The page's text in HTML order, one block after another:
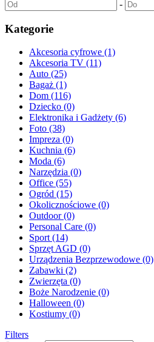
-
Kategorie
Akcesoria cyfrowe (1)
Akcesoria TV (11)
Auto (25)
Bagaż (1)
Dom (116)
Dziecko (0)
Elektronika i Gadżety (6)
Foto (38)
Impreza (0)
Kuchnia (6)
Moda (6)
Narzędzia (0)
Office (55)
Ogród (15)
Okolicznościowe (0)
Outdoor (0)
Personal Care (0)
Sport (14)
Sprzęt AGD (0)
Urządzenia Bezprzewodowe (0)
Zabawki (2)
Zwierzęta (0)
Boże Narodzenie (0)
Halloween (0)
Kostiumy (0)
Filters